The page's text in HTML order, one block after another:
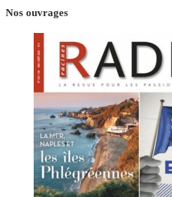
Nos ouvrages